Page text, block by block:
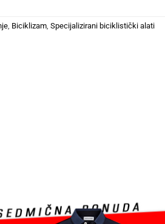
, Biciklizam, Specijalizirani biciklistički alati